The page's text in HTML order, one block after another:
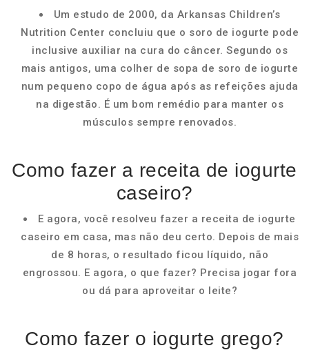
Um estudo de 2000, da Arkansas Children’s
Nutrition Center concluiu que o soro de iogurte pode
inclusive auxiliar na cura do câncer. Segundo os
mais antigos, uma colher de sopa de soro de iogurte
num pequeno copo de água após as refeições ajuda
na digestão. É um bom remédio para manter os
músculos sempre renovados.
Como fazer a receita de iogurte
caseiro?
E agora, você resolveu fazer a receita de iogurte
caseiro em casa, mas não deu certo. Depois de mais
de 8 horas, o resultado ficou líquido, não
engrossou. E agora, o que fazer? Precisa jogar fora
ou dá para aproveitar o leite?
Como fazer o iogurte grego?